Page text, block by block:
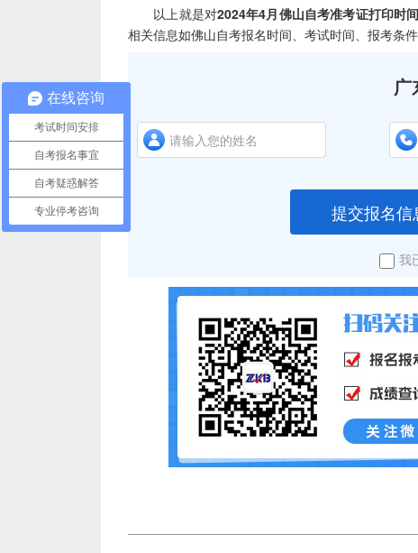
以上就是对2024年4月佛山自考准考证打印时间
相关信息如佛山自考报名时间、考试时间、报考条
广
提交报名信
我
在线咨询
考试时间安排
自考报名事宜
自考疑惑解答
专业停考咨询